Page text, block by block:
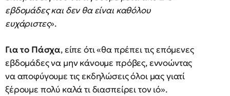
εβδομάδες και δεν θα είναι καθόλου
ευχάριστες».
Για το Πάσχα, είπε ότι «θα πρέπει τις επόμενες
εβδομάδες να μην κάνουμε πρόβες, εννοώντας
να αποφύγουμε τις εκδηλώσεις όλοι μας γιατί
ξέρουμε πολύ καλά τι διασπείρει τον ιό».